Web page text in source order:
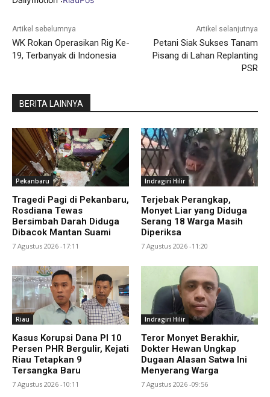
Artikel sebelumnya
WK Rokan Operasikan Rig Ke-
19, Terbanyak di Indonesia
Artikel selanjutnya
Petani Siak Sukses Tanam
Pisang di Lahan Replanting
PSR
BERITA LAINNYA
Pekanbaru
Tragedi Pagi di Pekanbaru,
Rosdiana Tewas
Bersimbah Darah Diduga
Dibacok Mantan Suami
7 Agustus 2026 -17:11
Indragiri Hilir
Terjebak Perangkap,
Monyet Liar yang Diduga
Serang 18 Warga Masih
Diperiksa
7 Agustus 2026 -11:20
Riau
Kasus Korupsi Dana PI 10
Persen PHR Bergulir, Kejati
Riau Tetapkan 9
Tersangka Baru
7 Agustus 2026 -10:11
Indragiri Hilir
Teror Monyet Berakhir,
Dokter Hewan Ungkap
Dugaan Alasan Satwa Ini
Menyerang Warga
7 Agustus 2026 -09:56